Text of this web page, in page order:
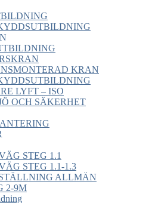
KRAN
LYFT – ISO
OCH SÄKERHET
STEG 1.1
STEG 1.1-1.3
ALLMÄN
2-9M